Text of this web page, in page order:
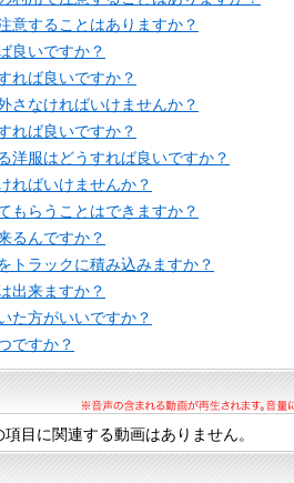
意することはありますか？
良いですか？
れば良いですか？
さなければいけませんか？
れば良いですか？
洋服はどうすれば良いですか？
ればいけませんか？
もらうことはできますか？
るんですか？
トラックに積み込みますか？
出来ますか？
た方がいいですか？
ですか？
目に関連する動画はありません。